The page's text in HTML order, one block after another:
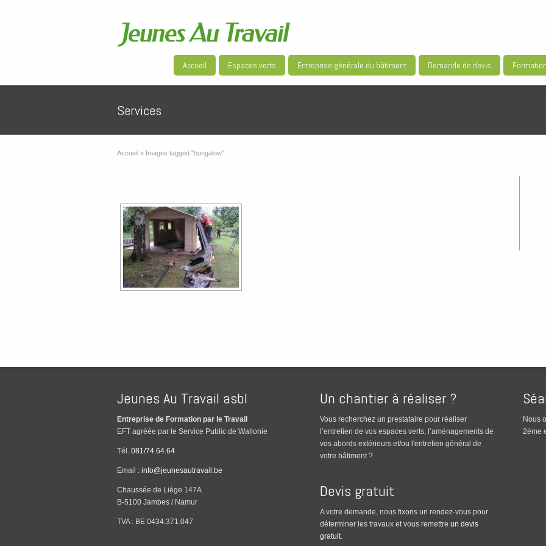
Accueil Espaces verts Entreprise générale du bâtiment Demande de devis
Services
Accueil » Images tagged "bungalow"
Jeunes Au Travail asbl
Entreprise de Formation par le Travail
EFT agréée par le Service Public de Wallonie
Tél. 081/74.64.64
Email : info@jeunesautravail.be
Chaussée de Liège 147A
B-5100 Jambes / Namur
TVA : BE 0434.371.047
Un chantier à réaliser ?
Vous recherchez un prestataire pour réaliser
l’entretien de vos espaces verts, l’aménagements de
vos abords extérieurs et/ou l'entretien général de
votre bâtiment ?
Devis gratuit
A votre demande, nous fixons un rendez-vous pour
déterminer les travaux et vous remettre un devis
gratuit.
Nous
2ème